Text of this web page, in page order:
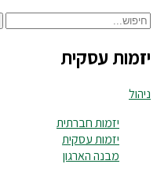
יזמות עסקית
ניהול
יזמות חברתית
יזמות עסקית
מבנה הארגון